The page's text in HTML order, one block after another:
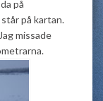
på
på kartan.
missade